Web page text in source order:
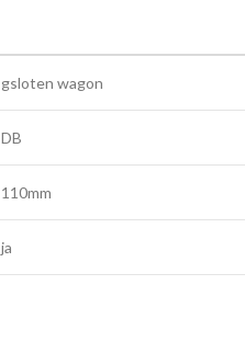
gsloten wagon
DB
110mm
ja